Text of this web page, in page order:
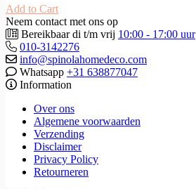
Add to Cart
Neem contact met ons op
Bereikbaar di t/m vrij 10:00 - 17:00 uur
010-3142276
info@spinolahomedeco.com
Whatsapp +31 638877047
Information
Over ons
Algemene voorwaarden
Verzending
Disclaimer
Privacy Policy
Retourneren